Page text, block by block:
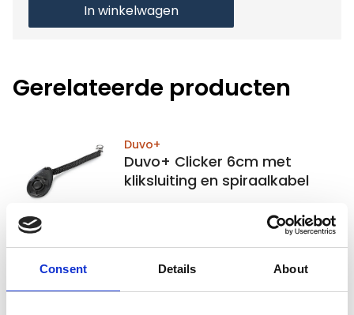
Consent Details About
In winkelwagen
Gerelateerde producten
Duvo+
Duvo+ Clicker 6cm met
kliksluiting en spiraalkabel
zelfde werkdag verzonden
€3,75